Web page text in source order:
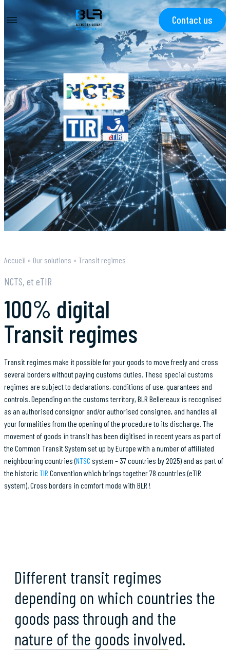
Contact us
Accueil » Our solutions » Transit regimes
NCTS, et eTIR
100% digital
Transit regimes
Transit regimes make it possible for your goods to move freely and cross
several borders without paying customs duties. These special customs
regimes are subject to declarations, conditions of use, guarantees and
controls. Depending on the customs territory, BLR Bellereaux is recognised
as an authorised consignor and/or authorised consignee, and handles all
your formalities from the opening of the procedure to its discharge. The
movement of goods in transit has been digitised in recent years as part of
the Common Transit System set up by Europe with a number of affiliated
neighbouring countries (NTSC system – 37 countries by 2025) and as part of
the historic TIR Convention which brings together 78 countries (eTIR
system). Cross borders in comfort mode with BLR !
Different transit regimes
depending on which countries the
goods pass through and the
nature of the goods involved.